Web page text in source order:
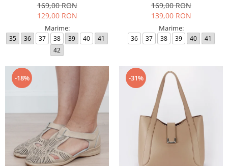
169,00 RON
129,00 RON
Marime:
35 36 37 38 39 40
41
42
169,00 RON
139,00 RON
Marime:
36 37 38 39 40 41
-18% -31%